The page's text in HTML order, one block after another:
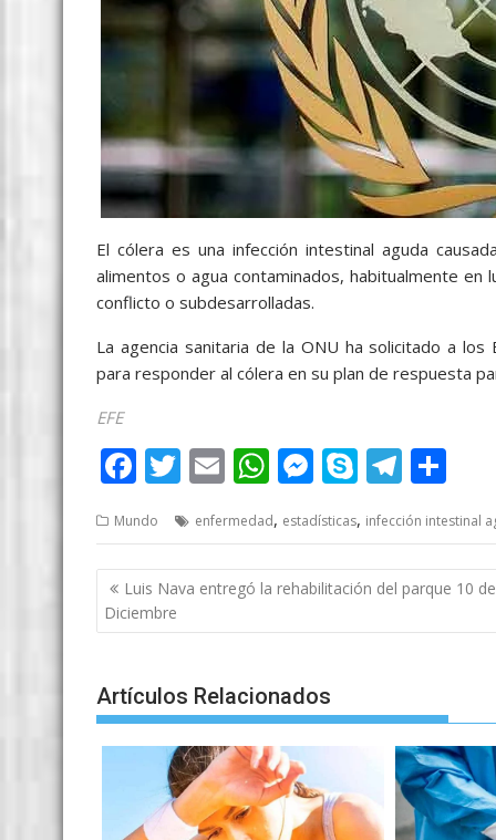
El cólera es una infección intestinal aguda
alimentos o agua contaminados, habitualmente en
conflicto o subdesarrolladas.
La agencia sanitaria de la ONU ha solicitado a
para responder al cólera en su plan de respuesta
EFE
F
e
b
o
o
T
itt
er
E
ai
l
W
at
s
A
p
M
ss
e
n
g
S
y
p
e
T
e
gr
a
m
ar
e
Mundo enfermedad, estadísticas, infección intestinal
Post
navigation
Luis Nava entregó la rehabilitación del parque 10 de
Diciembre
Artículos Relacionados